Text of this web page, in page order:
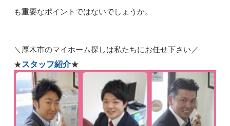
も重要なポイントではないでしょうか。
＼ 厚木市のマイホーム探しは私たちにお任せ下さい／
★スタッフ紹介★